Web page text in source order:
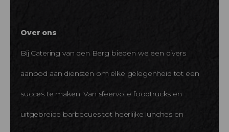
Over ons
Bij Catering van den Berg bieden we een divers
aanbod aan diensten om elke gelegenheid tot een
succes te maken. Van sfeervolle foodtrucks en
uitgebreide barbecues tot heerlijke lunches en